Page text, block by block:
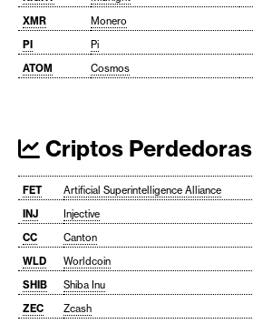
XMR
Monero
PI
Pi
ATOM
Cosmos
Criptos Perdedoras
FET Artificial Superintelligence Alliance
INJ
Injective
CC
Canton
WLD
Worldcoin
SHIB
Shiba Inu
ZEC
Zcash